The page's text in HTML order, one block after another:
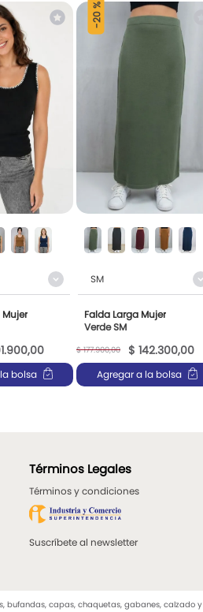
.900,00
bolsa
-
20 %
SM
Falda Larga Mujer
Verde SM
$ 177.900,00 $ 142.300,00
Agregar a la bolsa
Términos Legales
Términos y condiciones
Suscríbete al newsletter
capas, chaquetas, gabanes, calzado